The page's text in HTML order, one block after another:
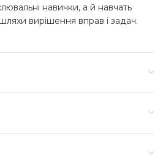
навички, а й навчать
вирішення вправ і задач.